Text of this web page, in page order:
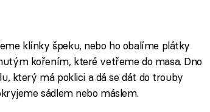
klínky špeku, nebo ho obalíme plátky
kořením, které vetřeme do masa. Dno
který má poklici a dá se dát do trouby
sádlem nebo máslem.